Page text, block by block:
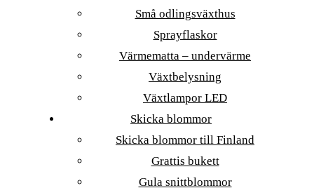
Små odlingsväxthus
Sprayflaskor
Värmematta – undervärme
Växtbelysning
Växtlampor LED
Skicka blommor
Skicka blommor till Finland
Grattis bukett
Gula snittblommor